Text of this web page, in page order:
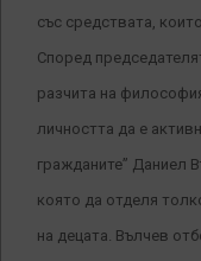
със средствата,
Според
разчита на
личността да е
гражданите” Даниел
която да отделя
на децата. Вълчев